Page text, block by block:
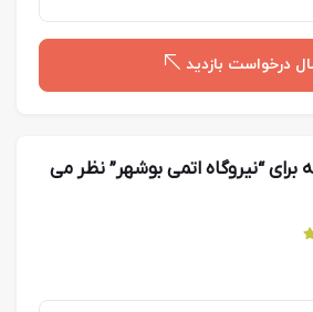
درخواست بازدید
برای “نیروگاه اتمی بوشهر” نظر می